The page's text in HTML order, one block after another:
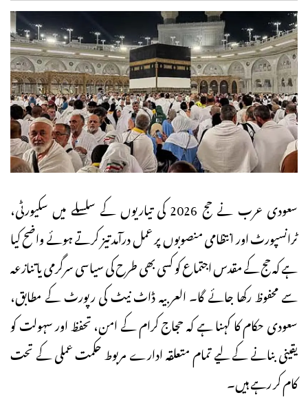
سعودی عرب نے حج 2026 کی تیاریوں کے سلسلے میں سکیورٹی،
ٹرانسپورٹ اور انتظامی منصوبوں پر عمل درآمد تیز کرتے ہوئے واضح کیا
ہے کہ حج کے مقدس اجتماع کو کسی بھی طرح کی سیاسی سرگرمی یا تنازعہ
سے محفوظ رکھا جائے گا۔ العربیہ ڈاٹ نیٹ کی رپورٹ کے مطابق،
سعودی حکام کا کہنا ہے کہ حجاج کرام کے امن، تحفظ اور سہولت کو
یقینی بنانے کے لیے تمام متعلقہ ادارے مربوط حکمت عملی کے تحت
کام کر رہے ہیں۔